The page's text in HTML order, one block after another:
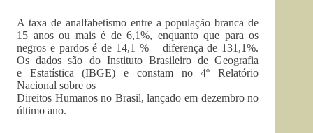
A taxa de analfabetismo entre a população branca de
15 anos ou mais é de 6,1%, enquanto que para os
negros e pardos é de 14,1 % – diferença de 131,1%.
Os dados são do Instituto Brasileiro de Geografia
e Estatística (IBGE) e constam no 4º Relatório
Nacional sobre os
Direitos Humanos no Brasil, lançado em dezembro no
último ano.